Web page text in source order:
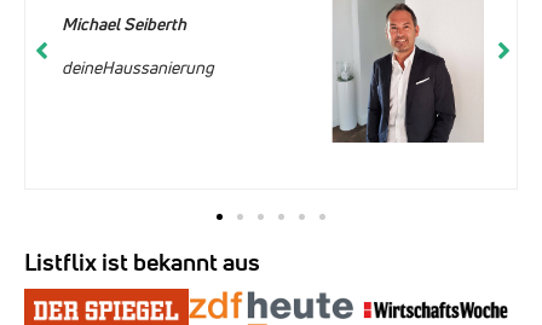
Michael Seiberth
deineHaussanierung
Listflix ist bekannt aus